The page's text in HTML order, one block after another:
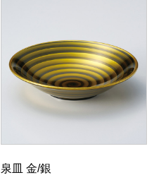
泉皿 金/銀